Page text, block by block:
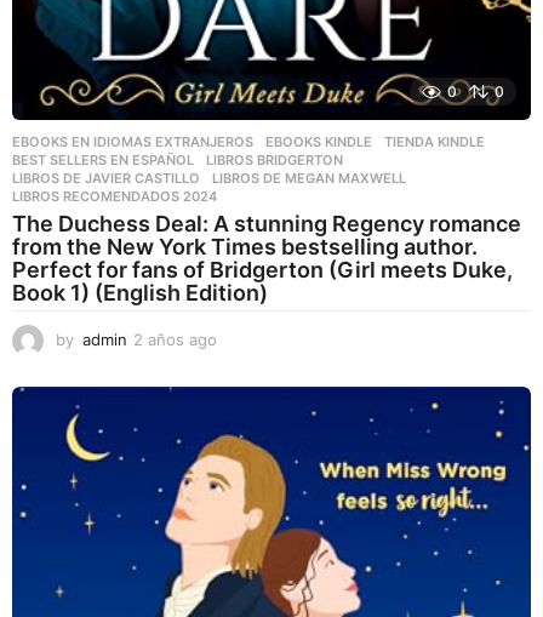
0 0
EBOOKS EN IDIOMAS EXTRANJEROS ,EBOOKS KINDLE ,TIENDA KINDLE
BEST SELLERS EN ESPAÑOL
,LIBROS BRIDGERTON
LIBROS DE JAVIER CASTILLO
,LIBROS DE MEGAN MAXWELL
LIBROS RECOMENDADOS 2024
The Duchess Deal: A stunning Regency romance
from the New York Times bestselling author.
Perfect for fans of Bridgerton (Girl meets Duke,
Book 1) (English Edition)
by admin 2 años ago
ñ
s
a
g